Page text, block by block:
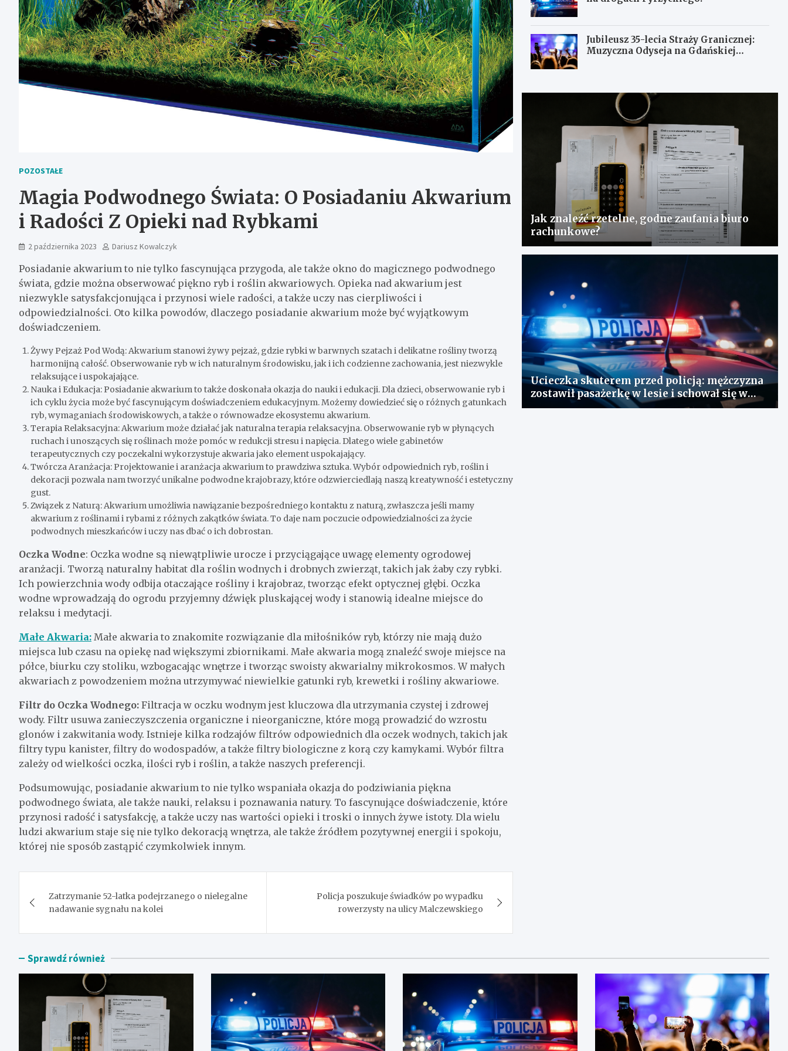
POZOSTAŁE
Magia Podwodnego Świata: O Posiadaniu Akwarium
i Radości Z Opieki nad Rybkami
2 października 2023 Dariusz Kowalczyk
Posiadanie akwarium to nie tylko fascynująca przygoda, ale także okno do magicznego podwodnego
świata, gdzie można obserwować piękno ryb i roślin akwariowych. Opieka nad akwarium jest
niezwykle satysfakcjonująca i przynosi wiele radości, a także uczy nas cierpliwości i
odpowiedzialności. Oto kilka powodów, dlaczego posiadanie akwarium może być wyjątkowym
doświadczeniem.
Żywy Pejzaż Pod Wodą: Akwarium stanowi żywy pejzaż, gdzie rybki w barwnych szatach i delikatne rośliny tworzą
harmonijną całość. Obserwowanie ryb w ich naturalnym środowisku, jak i ich codzienne zachowania, jest niezwykle
relaksujące i uspokajające.
Nauka i Edukacja: Posiadanie akwarium to także doskonała okazja do nauki i edukacji. Dla dzieci, obserwowanie ryb i
ich cyklu życia może być fascynującym doświadczeniem edukacyjnym. Możemy dowiedzieć się o różnych gatunkach
ryb, wymaganiach środowiskowych, a także o równowadze ekosystemu akwarium.
Terapia Relaksacyjna: Akwarium może działać jak naturalna terapia relaksacyjna. Obserwowanie ryb w płynących
ruchach i unoszących się roślinach może pomóc w redukcji stresu i napięcia. Dlatego wiele gabinetów
terapeutycznych czy poczekalni wykorzystuje akwaria jako element uspokajający.
Twórcza Aranżacja: Projektowanie i aranżacja akwarium to prawdziwa sztuka. Wybór odpowiednich ryb, roślin i
dekoracji pozwala nam tworzyć unikalne podwodne krajobrazy, które odzwierciedlają naszą kreatywność i estetyczny
gust.
Związek z Naturą: Akwarium umożliwia nawiązanie bezpośredniego kontaktu z naturą, zwłaszcza jeśli mamy
akwarium z roślinami i rybami z różnych zakątków świata. To daje nam poczucie odpowiedzialności za życie
podwodnych mieszkańców i uczy nas dbać o ich dobrostan.
Oczka Wodne: Oczka wodne są niewątpliwie urocze i przyciągające uwagę elementy ogrodowej
aranżacji. Tworzą naturalny habitat dla roślin wodnych i drobnych zwierząt, takich jak żaby czy rybki.
Ich powierzchnia wody odbija otaczające rośliny i krajobraz, tworząc efekt optycznej głębi. Oczka
wodne wprowadzają do ogrodu przyjemny dźwięk pluskającej wody i stanowią idealne miejsce do
relaksu i medytacji.
Małe Akwaria: Małe akwaria to znakomite rozwiązanie dla miłośników ryb, którzy nie mają dużo
miejsca lub czasu na opiekę nad większymi zbiornikami. Małe akwaria mogą znaleźć swoje miejsce na
półce, biurku czy stoliku, wzbogacając wnętrze i tworząc swoisty akwarialny mikrokosmos. W małych
akwariach z powodzeniem można utrzymywać niewielkie gatunki ryb, krewetki i rośliny akwariowe.
Filtr do Oczka Wodnego: Filtracja w oczku wodnym jest kluczowa dla utrzymania czystej i zdrowej
wody. Filtr usuwa zanieczyszczenia organiczne i nieorganiczne, które mogą prowadzić do wzrostu
glonów i zakwitania wody. Istnieje kilka rodzajów filtrów odpowiednich dla oczek wodnych, takich jak
filtry typu kanister, filtry do wodospadów, a także filtry biologiczne z korą czy kamykami. Wybór filtra
zależy od wielkości oczka, ilości ryb i roślin, a także naszych preferencji.
Podsumowując, posiadanie akwarium to nie tylko wspaniała okazja do podziwiania piękna
podwodnego świata, ale także nauki, relaksu i poznawania natury. To fascynujące doświadczenie, które
przynosi radość i satysfakcję, a także uczy nas wartości opieki i troski o innych żywe istoty. Dla wielu
ludzi akwarium staje się nie tylko dekoracją wnętrza, ale także źródłem pozytywnej energii i spokoju,
której nie sposób zastąpić czymkolwiek innym.
wpisu
Zatrzymanie 52-latka podejrzanego o nielegalne
nadawanie sygnału na kolei
Policja poszukuje świadków po wypadku
rowerzysty na ulicy Malczewskiego
Jubileusz 35-lecia Straży Granicznej:
Muzyczna Odyseja na Gdańskiej
Jak znaleźć rzetelne, godne zaufania biuro
rachunkowe?
Ucieczka skuterem przed policją: mężczyzna
zostawił pasażerkę w lesie i schował się w
lodówce
Sprawdź również